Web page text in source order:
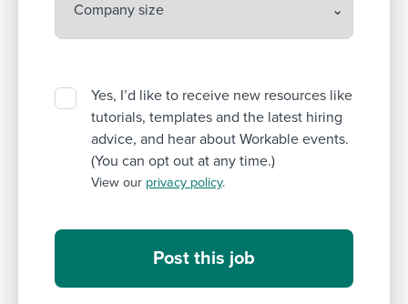
Yes, I’d like to receive new resources like
tutorials, templates and the latest hiring
advice, and hear about Workable events.
(You can opt out at any time.)
View our privacy policy.